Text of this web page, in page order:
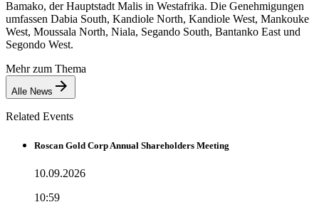
Bamako, der Hauptstadt Malis in Westafrika. Die Genehmigungen
umfassen Dabia South, Kandiole North, Kandiole West, Mankouke
West, Moussala North, Niala, Segando South, Bantanko East und
Segondo West.
Mehr zum Thema
Alle News
Related Events
Roscan Gold Corp Annual Shareholders Meeting
10.09.2026
10:59